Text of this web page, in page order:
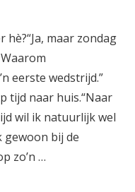
maar zondag
eerste wedstrijd.”
tijd naar huis.“Naar
wil ik natuurlijk wel
gewoon bij de
zo’n …